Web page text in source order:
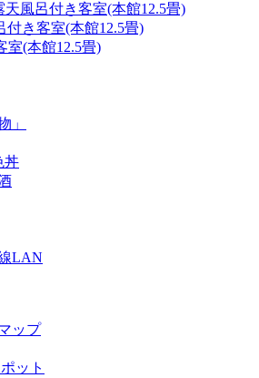
風呂付き客室(本館12.5畳)
付き客室(本館12.5畳)
室(本館12.5畳)
」
丼
LAN
ップ
ット